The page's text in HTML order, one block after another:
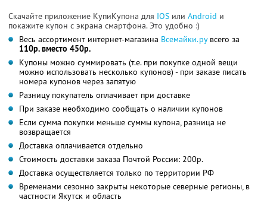
Скачайте приложение КупиКупона для IOS или Android и
покажите купон с экрана смартфона. Это удобно :)
Весь ассортимент интернет-магазина Всемайки.рувсего за
110р. вместо 450р.
Купоны можно суммировать (т.е. при покупке одной вещи
можно использовать несколько купонов) - при заказе писать
номера купонов через запятую
Разницу покупатель оплачивает при доставке
При заказе необходимо сообщать о наличии купонов
Если сумма покупки меньше суммы купона, разница не
возвращается
Доставка оплачивается отдельно
Стоимость доставки заказа Почтой России: 200р.
Доставка осуществляется только по территории РФ
Временами сезонно закрыты некоторые северные регионы, в
частности Якутск и область